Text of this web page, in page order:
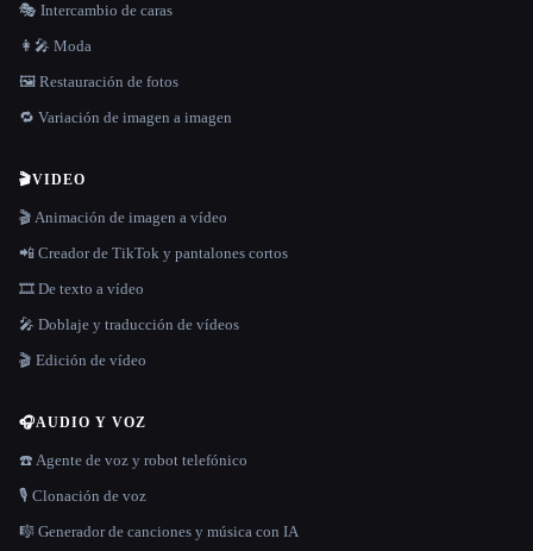
🎭 Intercambio de caras
👩‍🎤 Moda
🖼️ Restauración de fotos
🔁 Variación de imagen a imagen
🎬VIDEO
🎬 Animación de imagen a vídeo
📲 Creador de TikTok y pantalones cortos
🎞️ De texto a vídeo
🎤 Doblaje y traducción de vídeos
🎬 Edición de vídeo
🎧AUDIO Y VOZ
☎️ Agente de voz y robot telefónico
🎙️ Clonación de voz
🎼 Generador de canciones y música con IA